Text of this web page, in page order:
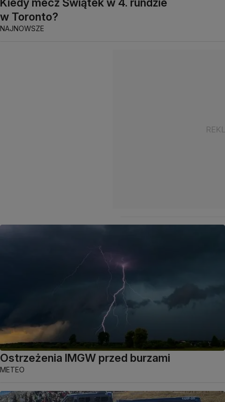
w Toronto?
NAJNOWSZE
Ostrzeżenia IMGW przed burzami
METEO